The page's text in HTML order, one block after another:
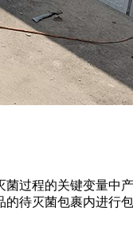
过程的关键变量中
待灭菌包裹内进行